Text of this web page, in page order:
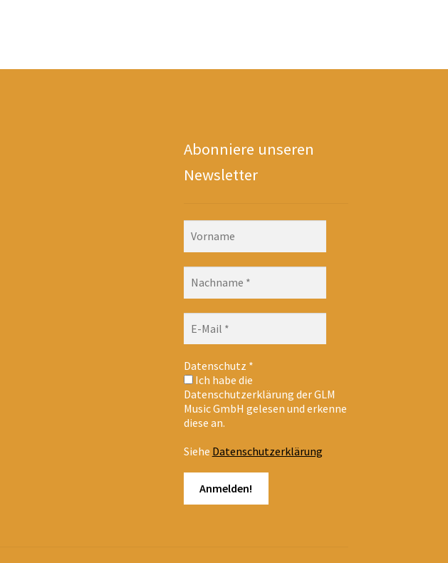
Abonniere unseren
Newsletter
Datenschutz *
Ich habe die
Datenschutzerklärung der GLM
Music GmbH gelesen und erkenne
diese an.
Siehe Datenschutzerklärung